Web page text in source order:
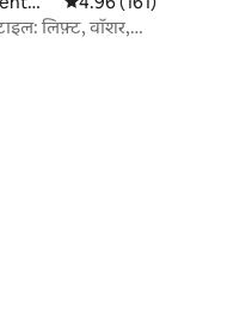
लिफ़्ट, वॉशर,